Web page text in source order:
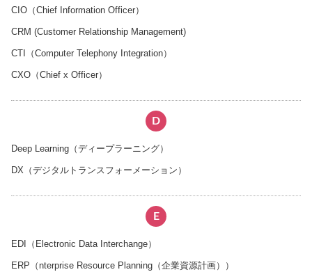
CIO（Chief Information Officer）
CRM (Customer Relationship Management)
CTI（Computer Telephony Integration）
CXO（Chief x Officer）
D
Deep Learning（ディープラーニング）
DX（デジタルトランスフォーメーション）
E
EDI（Electronic Data Interchange）
ERP（nterprise Resource Planning（企業資源計画））